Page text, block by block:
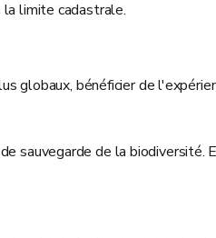
limite cadastrale.
globaux, bénéficier de
sauvegarde de la biodiversité.